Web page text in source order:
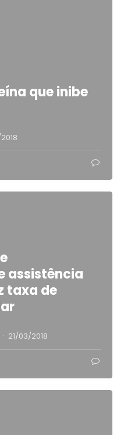
que inibe
assistência
taxa de
· 21/03/2018